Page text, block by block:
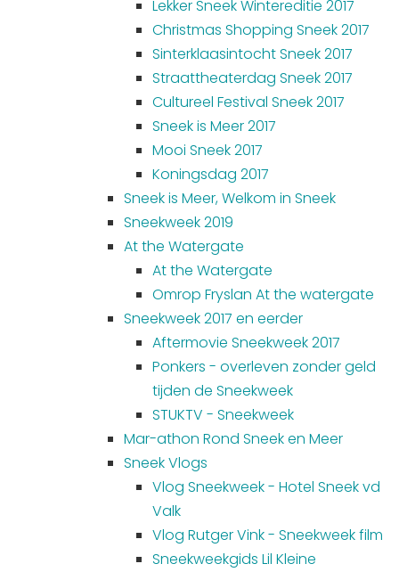
Lekker Sneek Wintereditie 2017
Christmas Shopping Sneek 2017
Sinterklaasintocht Sneek 2017
Straattheaterdag Sneek 2017
Cultureel Festival Sneek 2017
Sneek is Meer 2017
Mooi Sneek 2017
Koningsdag 2017
Sneek is Meer, Welkom in Sneek
Sneekweek 2019
At the Watergate
At the Watergate
Omrop Fryslan At the watergate
Sneekweek 2017 en eerder
Aftermovie Sneekweek 2017
Ponkers - overleven zonder geld
tijden de Sneekweek
STUKTV - Sneekweek
Mar-athon Rond Sneek en Meer
Sneek Vlogs
Vlog Sneekweek - Hotel Sneek vd
Valk
Vlog Rutger Vink - Sneekweek film
Sneekweekgids Lil Kleine